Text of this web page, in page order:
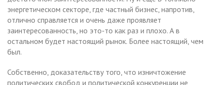
энергетическом секторе, где частный бизнес, напротив,
отлично справляется и очень даже проявляет
заинтересованность, но это-то как раз и плохо. А в
остальном будет настоящий рынок. Более настоящий, чем
был.
Собственно, доказательству того, что изничтожение
политических свобод и политической конкуренции не